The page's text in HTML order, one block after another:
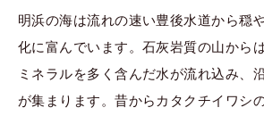
明浜の海は流れの速い豊後水道から穏
化に富んでいます。石灰岩質の山から
ミネラルを多く含んだ水が流れ込み、
が集まります。昔からカタクチイワシ